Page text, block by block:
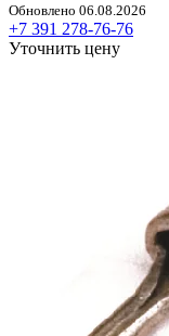
Обновлено 06.08.2026
+7 391 278-76-76
Уточнить цену